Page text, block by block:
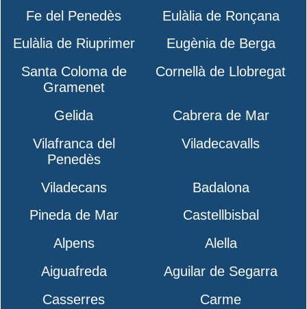
Fe del Penedès
Eulàlia de Ronçana
Eulàlia de Riuprimer
Eugènia de Berga
Santa Coloma de
Gramenet
Cornellà de Llobregat
Gelida
Cabrera de Mar
Vilafranca del
Penedès
Viladecavalls
Viladecans
Badalona
Pineda de Mar
Castellbisbal
Alpens
Alella
Aiguafreda
Aguilar de Segarra
Casserres
Carme